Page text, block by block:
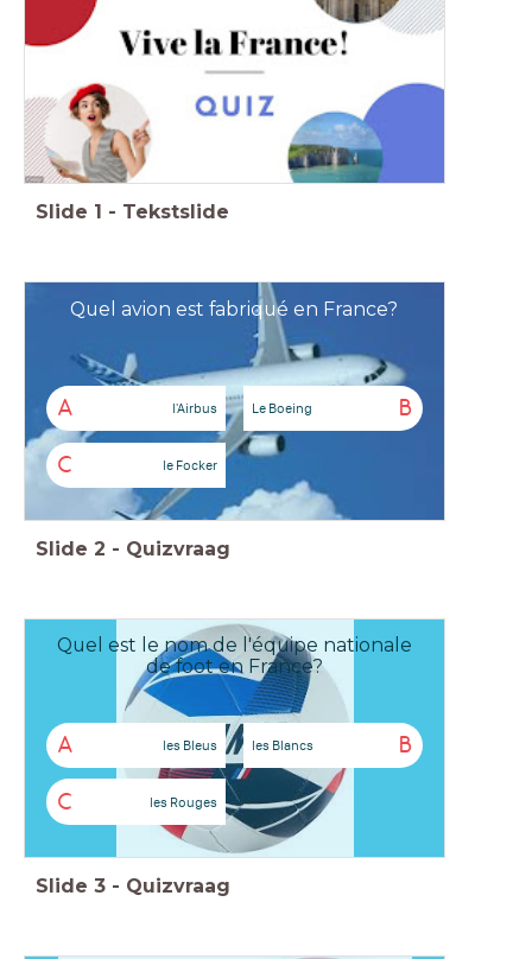
Slide 1 - Tekstslide
Quel avion est fabriqué en France?
A l'Airbus B
Le Boeing
C le Focker
Slide 2 - Quizvraag
Quel est le nom de l'équipe nationale
de foot en France?
A les Bleus B
les Blancs
C les Rouges
Slide 3 - Quizvraag